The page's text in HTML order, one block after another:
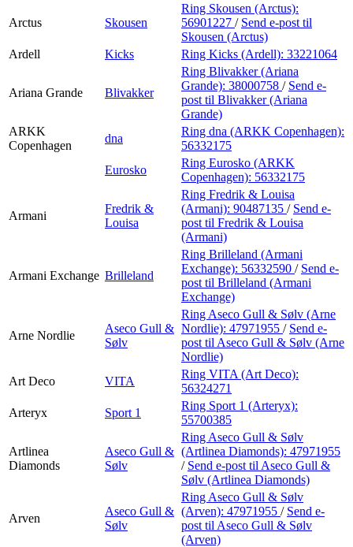
Arctus Skousen
Ring Skousen (Arctus):
56901227 / Send e-post til
Skousen (Arctus)
Ardell
Kicks Ring Kicks (Ardell): 33221064
Ariana Grande Blivakker
Ring Blivakker (Ariana
Grande): 38000758 / Send e-
post til Blivakker (Ariana
Grande)
ARKK
Copenhagen
dna
Ring dna (ARKK Copenhagen):
56332175
Eurosko
Ring Eurosko (ARKK
Copenhagen): 56332175
Armani
Fredrik &
Louisa
Ring Fredrik & Louisa
(Armani): 90487135 / Send e-
post til Fredrik & Louisa
(Armani)
Armani Exchange Brilleland
Ring Brilleland (Armani
Exchange): 56332590 / Send e-
post til Brilleland (Armani
Exchange)
Arne Nordlie
Aseco Gull &
Sølv
Ring Aseco Gull & Sølv (Arne
Nordlie): 47971955 / Send e-
post til Aseco Gull & Sølv (Arne
Nordlie)
Art Deco
VITA
Ring VITA (Art Deco):
56324271
Arteryx
Sport 1
Ring Sport 1 (Arteryx):
55700385
Artlinea
Diamonds
Aseco Gull &
Sølv
Ring Aseco Gull & Sølv
(Artlinea Diamonds): 47971955
/ Send e-post til Aseco Gull &
Sølv (Artlinea Diamonds)
Arven
Aseco Gull &
Sølv
Ring Aseco Gull & Sølv
(Arven): 47971955 / Send e-
post til Aseco Gull & Sølv
(Arven)